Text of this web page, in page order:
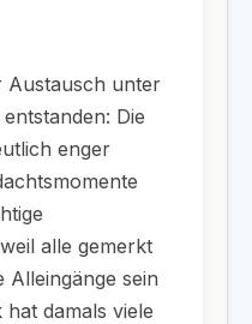
Austausch unter
Die
enger
alle gemerkt
Alleingänge sein
damals viele